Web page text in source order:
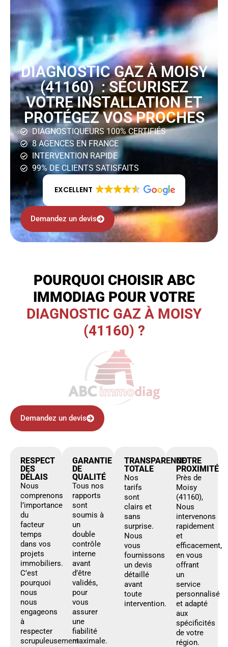
DIAGNOSTIC GAZ À MOISY
(41160) : SÉCURISEZ
VOTRE INSTALLATION ET
PROTÉGEZ VOS PROCHES
DIAGNOSTIQUEURS 100% CERTIFIÉS
8 AGENCES EN FRANCE
INTERVENTION RAPIDE
99% DE CLIENTS SATISFAITS
EXCELLENT
Demandez un devis
POURQUOI CHOISIR ABC
IMMODIAG POUR VOTRE
DIAGNOSTIC GAZ À MOISY
(41160) ?
Demandez un devis
RESPECT
DES
DÉLAIS
Nous
comprenons
l’importance
du
facteur
temps
dans vos
projets
immobiliers.
C’est
pourquoi
nous
nous
engageons
à
respecter
scrupuleusement
GARANTIE
DE
QUALITÉ
Tous nos
rapports
sont
soumis à
un
double
contrôle
interne
avant
d’être
validés,
pour
vous
assurer
une
fiabilité
maximale.
TRANSPARENCE
TOTALE
Nos
tarifs
sont
clairs et
sans
surprise.
Nous
vous
fournissons
un devis
détaillé
avant
toute
intervention.
NOTRE
PROXIMITÉ
Près de
Moisy
(41160),
Nous
intervenons
rapidement
et
efficacement,
en vous
offrant
un
service
personnalisé
et adapté
aux
spécificités
de votre
région.